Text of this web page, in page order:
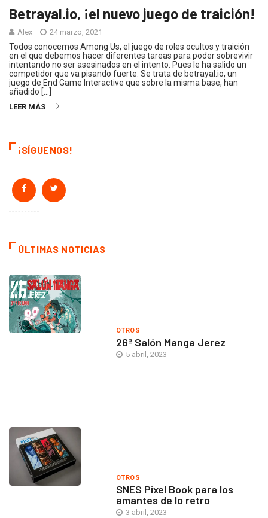
Betrayal.io, ¡el nuevo juego de traición!
Alex 24 marzo, 2021
Todos conocemos Among Us, el juego de roles ocultos y traición
en el que debemos hacer diferentes tareas para poder sobrevivir
intentando no ser asesinados en el intento. Pues le ha salido un
competidor que va pisando fuerte. Se trata de betrayal.io, un
juego de End Game Interactive que sobre la misma base, han
añadido […]
LEER MÁS
¡SÍGUENOS!
ÚLTIMAS NOTICIAS
OTROS
26º Salón Manga Jerez
5 abril, 2023
OTROS
SNES Pixel Book para los
amantes de lo retro
3 abril, 2023